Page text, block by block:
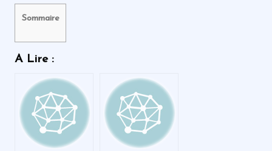
Sommaire
A Lire :